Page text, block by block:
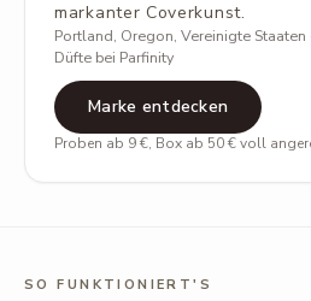
markanter Coverkunst.
Portland, Oregon, Vereinigte Staaten
Düfte bei Parfinity
Marke entdecken
Proben ab 9 €, Box ab 50 € voll
SO FUNKTIONIERT'S